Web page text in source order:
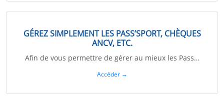
GÉREZ SIMPLEMENT LES PASS’SPORT, CHÈQUES
ANCV, ETC.
Afin de vous permettre de gérer au mieux les Pass…
Accéder →